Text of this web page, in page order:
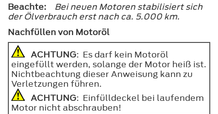
Beachte:
Bei neuen Motoren stabilisiert sich
der Ölverbrauch erst nach ca. 5.000 km.
Nachfüllen von Motoröl
ACHTUNG: Es darf kein Motoröl
eingefüllt werden, solange der Motor heiß ist.
Nichtbeachtung dieser Anweisung kann zu
Verletzungen führen.
ACHTUNG: Einfülldeckel bei laufendem
Motor nicht abschrauben!